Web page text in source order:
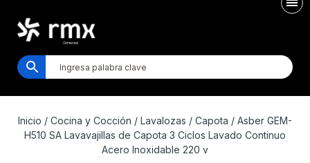
Inicio / Cocina y Cocción / Lavalozas / Capota / Asber GEM-
H510 SA Lavavajillas de Capota 3 Ciclos Lavado Continuo
Acero Inoxidable 220 v